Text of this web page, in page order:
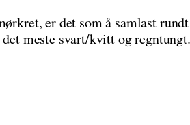
er det som å samlast
meste svart/kvitt og regntungt.